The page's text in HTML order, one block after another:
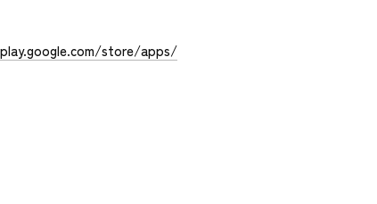
store/apps/